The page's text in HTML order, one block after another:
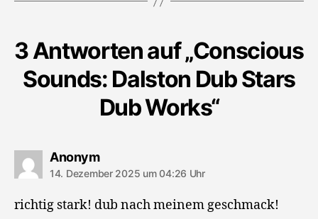
3 Antworten auf „Conscious
Sounds: Dalston Dub Stars
Dub Works“
Anonymsagt:
14. Dezember 2025 um 04:26 Uhr
richtig stark! dub nach meinem geschmack!